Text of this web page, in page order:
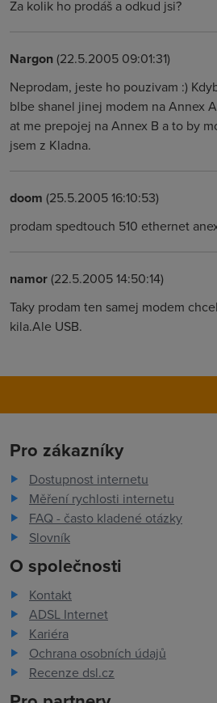
Za kolik ho prodáš a odkud jsi?
Nargon(22.5.2005 09:01:31)
Neprodam, jeste ho pouzivam :)
blbe shanel jinej modem na Annex
at me prepojej na Annex B a to by
jsem z Kladna.
doom (25.5.2005 16:10:53)
prodam spedtouch 510 ethernet
namor(22.5.2005 14:50:14)
Taky prodam ten samej modem
kila.Ale USB.
Pro zákazníky
Dostupnost internetu
Měření rychlosti internetu
FAQ - často kladené otázky
Slovník
O společnosti
Kontakt
ADSL Internet
Kariéra
Ochrana osobních údajů
Recenze dsl.cz